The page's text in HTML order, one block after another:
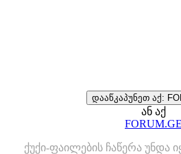
დააწკაპუნეთ აქ:
ან აქ
FORUM.GE
ქუქი-ფაილების ჩაწერა უნდა